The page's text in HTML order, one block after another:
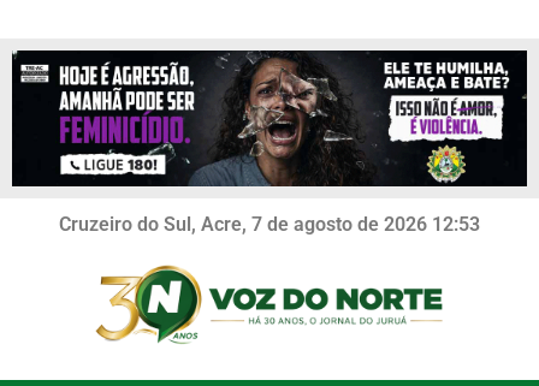
Cruzeiro do Sul, Acre, 7 de agosto de 2026 12:53